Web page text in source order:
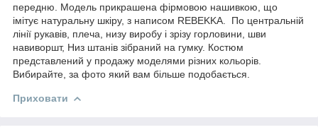
передню. Модель прикрашена фірмовою нашивкою, що
імітує натуральну шкіру, з написом REBEKKA. По центральній
лінії рукавів, плеча, низу виробу і зрізу горловини, шви
навиворшт, Низ штанів зібраний на гумку. Костюм
представлений у продажу моделями різних кольорів.
Вибирайте, за фото який вам більше подобається.
Приховати